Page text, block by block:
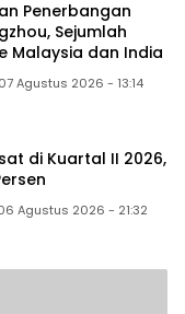
Penerbangan
Sejumlah
Malaysia dan India
Agustus 2026 - 13:14
di Kuartal II 2026,
Agustus 2026 - 21:32